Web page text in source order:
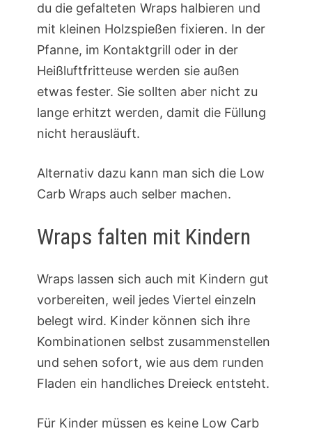
du die gefalteten Wraps halbieren und
mit kleinen Holzspießen fixieren. In der
Pfanne, im Kontaktgrill oder in der
Heißluftfritteuse werden sie außen
etwas fester. Sie sollten aber nicht zu
lange erhitzt werden, damit die Füllung
nicht herausläuft.
Alternativ dazu kann man sich die Low
Carb Wraps auch selber machen.
Wraps falten mit Kindern
Wraps lassen sich auch mit Kindern gut
vorbereiten, weil jedes Viertel einzeln
belegt wird. Kinder können sich ihre
Kombinationen selbst zusammenstellen
und sehen sofort, wie aus dem runden
Fladen ein handliches Dreieck entsteht.
Für Kinder müssen es keine Low Carb